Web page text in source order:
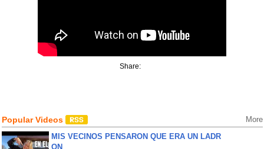
Share:
Popular Videos More
MIS VECINOS PENSARON QUE ERA UN LADR
ON